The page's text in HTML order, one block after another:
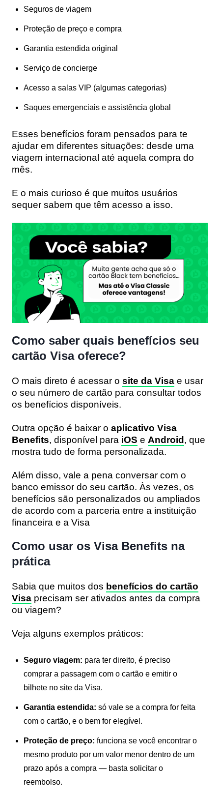
Seguros de viagem
Proteção de preço e compra
Garantia estendida original
Serviço de concierge
Acesso a salas VIP (algumas categorias)
Saques emergenciais e assistência global
Esses benefícios foram pensados para te
ajudar em diferentes situações: desde uma
viagem internacional até aquela compra do
mês.
E o mais curioso é que muitos usuários
sequer sabem que têm acesso a isso.
Como saber quais benefícios seu
cartão Visa oferece?
O mais direto é acessar o site da Visa e usar
o seu número de cartão para consultar todos
os benefícios disponíveis.
Outra opção é baixar o aplicativo Visa
Benefits, disponível para iOS e Android , que
mostra tudo de forma personalizada.
Além disso, vale a pena conversar com o
banco emissor do seu cartão. Às vezes, os
benefícios são personalizados ou ampliados
de acordo com a parceria entre a instituição
financeira e a Visa
Como usar os Visa Benefits na
prática
Sabia que muitos dos benefícios do cartão
Visa precisam ser ativados antes da compra
ou viagem?
Veja alguns exemplos práticos:
Seguro viagem: para ter direito, é preciso
comprar a passagem com o cartão e emitir o
bilhete no site da Visa.
Garantia estendida: só vale se a compra for feita
com o cartão, e o bem for elegível.
Proteção de preço: funciona se você encontrar o
mesmo produto por um valor menor dentro de um
prazo após a compra — basta solicitar o
reembolso.